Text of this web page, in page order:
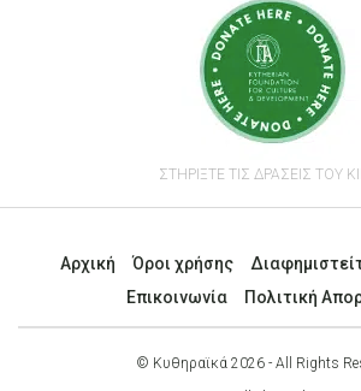
ΣΤΗΡΙΞΤΕ ΤΙΣ ΔΡΑΣΕΙΣ ΤΟΥ
Αρχική Όροι χρήσης
Επικοινωνία
Πολιτική
© Κυθηραϊκά 2026 - All Rights